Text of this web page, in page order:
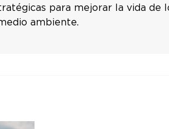
para mejorar la vida de
ambiente.